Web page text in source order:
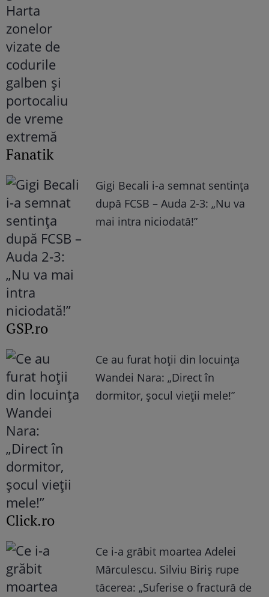
Fanatik
Gigi Becali i-a semnat sentința
după FCSB – Auda 2-3: „Nu va
mai intra niciodată!”
GSP.ro
Ce au furat hoții din locuința
Wandei Nara: „Direct în
dormitor, șocul vieții mele!”
Click.ro
Ce i-a grăbit moartea Adelei
Mărculescu. Silviu Biriș rupe
tăcerea: „Suferise o fractură de